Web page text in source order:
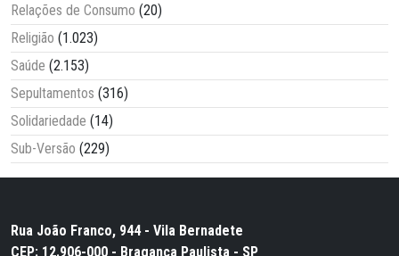
Relações de Consumo (20)
Religião (1.023)
Saúde (2.153)
Sepultamentos (316)
Solidariedade (14)
Sub-Versão (229)
Rua João Franco, 944 - Vila Bernadete
CEP: 12.906-000 - Bragança Paulista - SP